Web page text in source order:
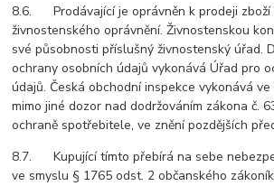
8.6. Prodávající je oprávněn k prodeji zboží
živnostenského oprávnění. Živnostenskou
své působnosti příslušný živnostenský úřad.
ochrany osobních údajů vykonává Úřad pro
údajů. Česká obchodní inspekce vykonává
mimo jiné dozor nad dodržováním zákona č.
ochraně spotřebitele, ve znění pozdějších
8.7. Kupující tímto přebírá na sebe
ve smyslu § 1765 odst. 2 občanského